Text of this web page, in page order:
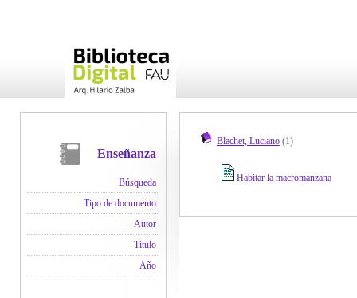
Enseñanza
Búsqueda
Tipo de documento
Autor
Título
Año
Blachet, Luciano(1)
Habitar la macromanzana